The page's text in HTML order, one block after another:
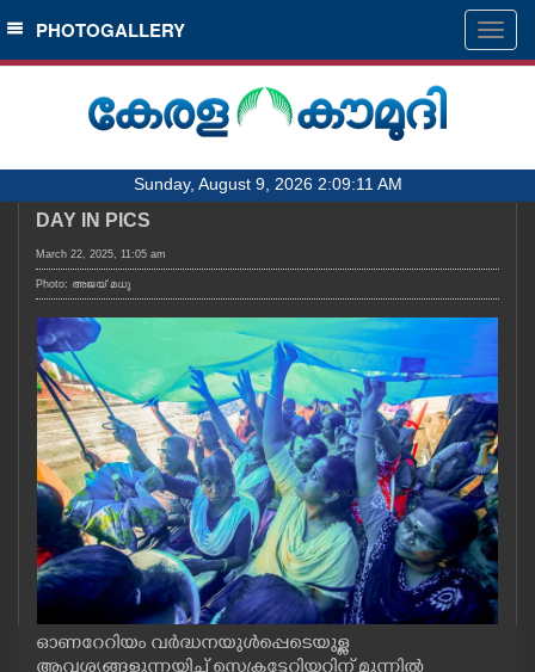
SECTIONS
HOME
NOTIFIED NEWS
KERALA
LOCAL
OBITUARY
NEWS 360
CASE DIARY
CINEMA
PHOTOGALLERY
Sunday, August 9, 2026 2:09:11 AM
DAY IN PICS
March 22, 2025, 11:05 am
Photo: അജയ് മധു
ഓണറേറിയം വർദ്ധനയുൾപ്പെടെയുള്ള